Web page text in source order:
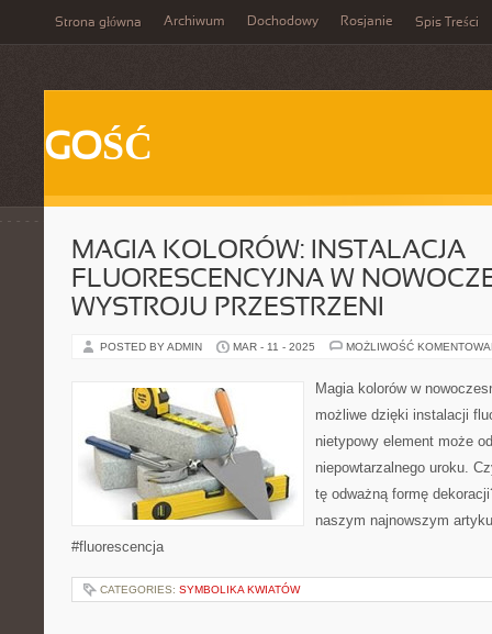
Strona główna Archiwum Dochodowy Rosjanie Spis Treści
GOŚĆ
MAGIA KOLORÓW: INSTALACJA
FLUORESCENCYJNA W
WYSTROJU PRZESTRZENI
POSTED BY ADMIN MAR - 11 - 2025 MOŻLIWOŚĆ
Magia kolorów w
możliwe dzięki instalacji
nietypowy element może
niepowtarzalnego uroku.
tę odważną formę
naszym najnowszym
#fluorescencja
CATEGORIES: SYMBOLIKA KWIATÓW